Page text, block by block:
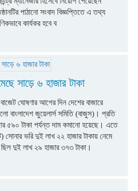
পাঠানো সংবাদ বিজ্ঞপ্তিতে এ তথ্য
কার্যকর হবে ব
সাড়ে ৬ হাজার টাকা
ঘোষণার আগের দিন দেশের বাজারে
বাংলাদেশ জুয়েলার্স সমিতি (বাজুস)। প্রতি
৫৯০ টাকা পর্যন্ত দাম কমানো হয়েছে। এতে
সোনার ভরি দুই লাখ ২২ হাজার টাকায় নেমে
দুই লাখ ২৯ হাজার ৩৭৩ টাকা।